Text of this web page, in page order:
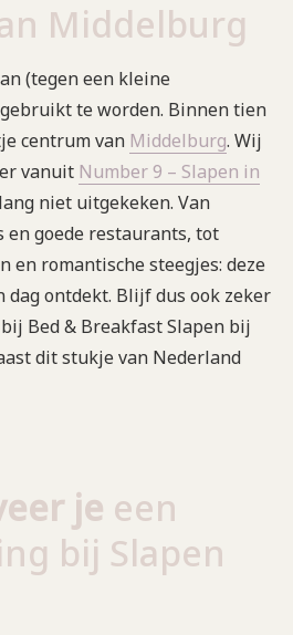
Middelburg
(tegen een kleine
te worden. Binnen tien
centrum van Middelburg. Wij
vanuit Number 9 – Slapen in
niet uitgekeken. Van
goede restaurants, tot
en romantische steegjes: deze
dag ontdekt. Blijf dus ook zeker
Bed & Breakfast Slapen bij
dit stukje van Nederland
je een
bij Slapen